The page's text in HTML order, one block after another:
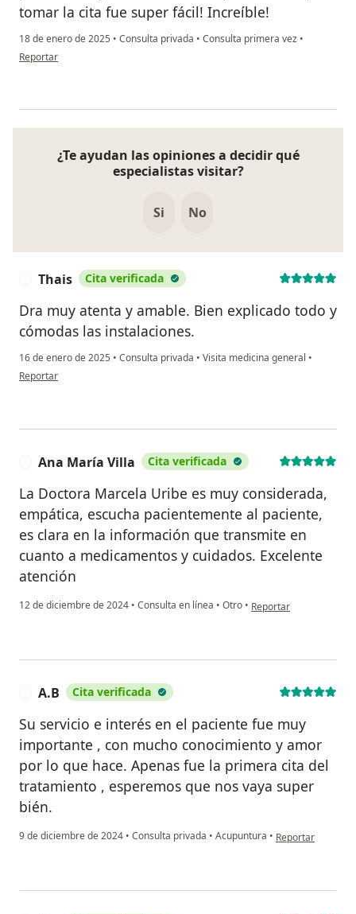
tomar la cita fue super fácil! Increíble!
18 de enero de 2025 • Consulta privada • Consulta primera vez •
en opinión del usuario Lucie
Reportar
¿Te ayudan las opiniones a decidir qué
especialistas visitar?
Si No
Thais Cita verificada
Dra muy atenta y amable. Bien explicado todo y
cómodas las instalaciones.
16 de enero de 2025 • Consulta privada • Visita medicina general •
en opinión del usuario Thais
Reportar
Ana María Villa Cita verificada
La Doctora Marcela Uribe es muy considerada,
empática, escucha pacientemente al paciente,
es clara en la información que transmite en
cuanto a medicamentos y cuidados. Excelente
atención
12 de diciembre de 2024 • Consulta en línea • Otro • en opinión del usuario
Reportar
A.B Cita verificada
Su servicio e interés en el paciente fue muy
importante , con mucho conocimiento y amor
por lo que hace. Apenas fue la primera cita del
tratamiento , esperemos que nos vaya super
bién.
9 de diciembre de 2024 • Consulta privada • Acupuntura • en opinión del
Reportar